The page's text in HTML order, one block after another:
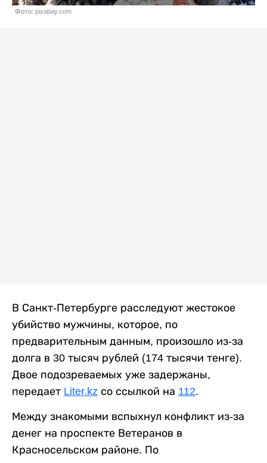
Фото: pixabay.com
В Санкт-Петербурге расследуют жестокое
убийство мужчины, которое, по
предварительным данным, произошло из-за
долга в 30 тысяч рублей (174 тысячи тенге).
Двое подозреваемых уже задержаны,
передает Liter.kz со ссылкой на 112.
Между знакомыми вспыхнул конфликт из-за
денег на проспекте Ветеранов в
Красносельском районе. По